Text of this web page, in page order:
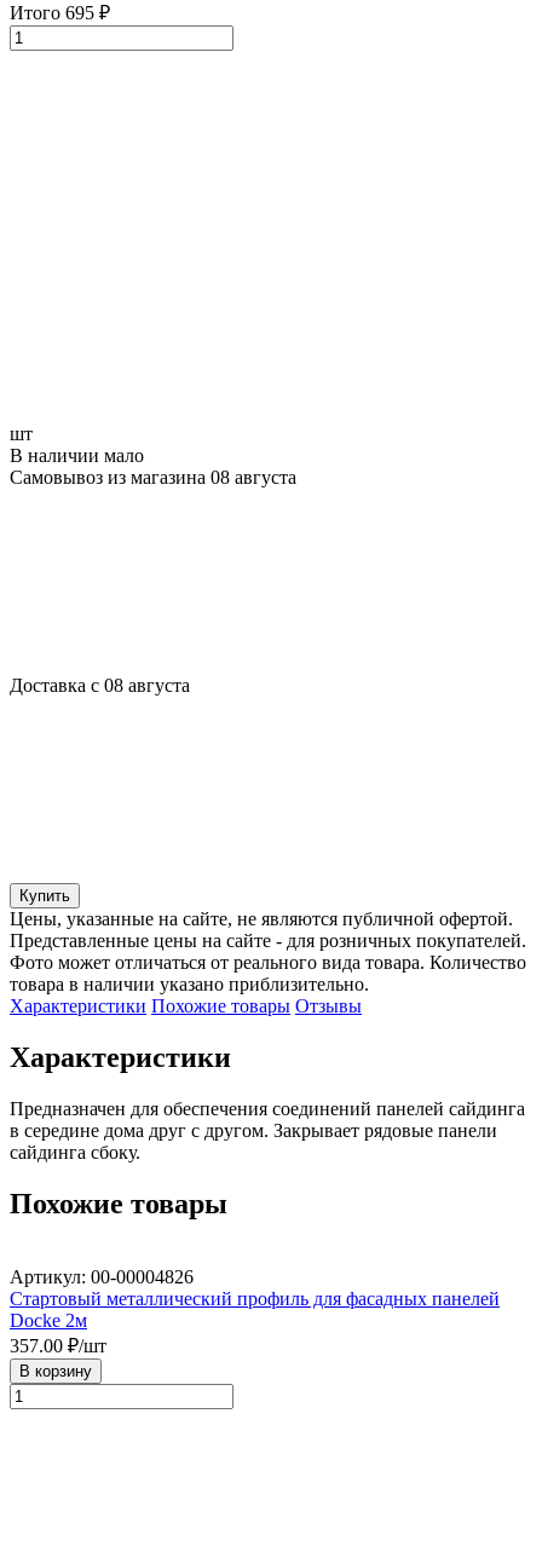
Итого 695 ₽
шт
В наличии мало
Самовывоз из магазина 08 августа
Доставка с 08 августа
Купить
Цены, указанные на сайте, не являются публичной офертой.
Представленные цены на сайте - для розничных покупателей.
Фото может отличаться от реального вида товара. Количество
товара в наличии указано приблизительно.
Характеристики Похожие товары Отзывы
Характеристики
Предназначен для обеспечения соединений панелей сайдинга
в середине дома друг с другом. Закрывает рядовые панели
сайдинга сбоку.
Похожие товары
Артикул: 00-00004826
Стартовый металлический профиль для фасадных панелей
Docke 2м
357.00 ₽/шт
В корзину